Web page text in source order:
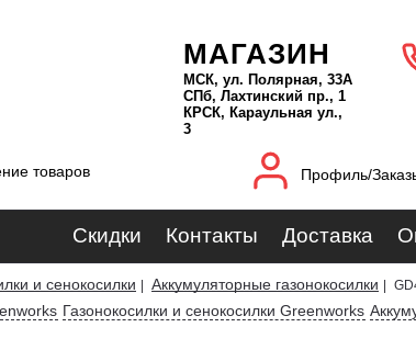
МАГАЗИН
МСК, ул. Полярная, 33А
СПб, Лахтинский пр., 1
КРСК, Караульная ул.,
3
товаров Профиль/
Скидки Контакты Доставка
и сенокосилки Аккумуляторные газонокосилки
Газонокосилки и сенокосилки Greenworks